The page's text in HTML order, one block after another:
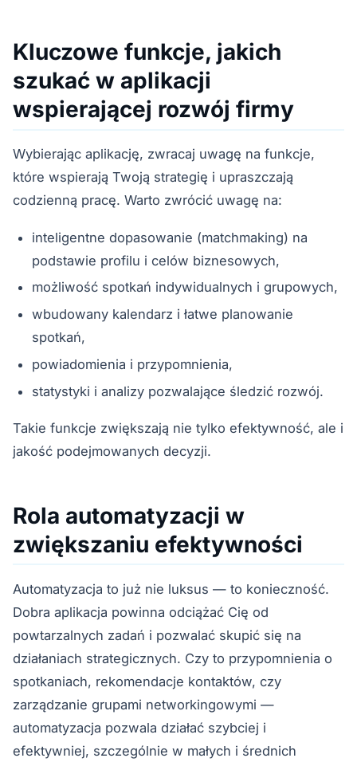
Kluczowe funkcje, jakich
szukać w aplikacji
wspierającej rozwój firmy
Wybierając aplikację, zwracaj uwagę na funkcje,
które wspierają Twoją strategię i upraszczają
codzienną pracę. Warto zwrócić uwagę na:
inteligentne dopasowanie (matchmaking) na
podstawie profilu i celów biznesowych,
możliwość spotkań indywidualnych i grupowych,
wbudowany kalendarz i łatwe planowanie
spotkań,
powiadomienia i przypomnienia,
statystyki i analizy pozwalające śledzić rozwój.
Takie funkcje zwiększają nie tylko efektywność, ale i
jakość podejmowanych decyzji.
Rola automatyzacji w
zwiększaniu efektywności
Automatyzacja to już nie luksus — to konieczność.
Dobra aplikacja powinna odciążać Cię od
powtarzalnych zadań i pozwalać skupić się na
działaniach strategicznych. Czy to przypomnienia o
spotkaniach, rekomendacje kontaktów, czy
zarządzanie grupami networkingowymi —
automatyzacja pozwala działać szybciej i
efektywniej, szczególnie w małych i średnich